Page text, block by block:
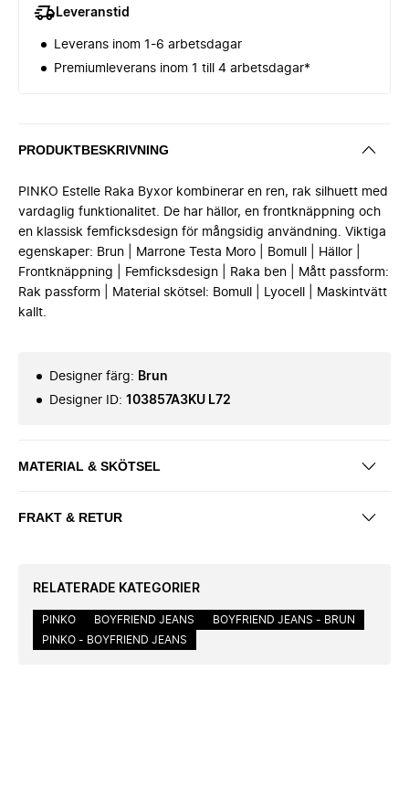
Leveranstid
Leverans inom 1-6 arbetsdagar
Premiumleverans inom 1 till 4 arbetsdagar*
PRODUKTBESKRIVNING
PINKO Estelle Raka Byxor kombinerar en ren, rak silhuett med
vardaglig funktionalitet. De har hällor, en frontknäppning och
en klassisk femficksdesign för mångsidig användning. Viktiga
egenskaper: Brun | Marrone Testa Moro | Bomull | Hällor |
Frontknäppning | Femficksdesign | Raka ben | Mått passform:
Rak passform | Material skötsel: Bomull | Lyocell | Maskintvätt
kallt.
Designer färg: Brun
Designer ID: 103857A3KU L72
MATERIAL & SKÖTSEL
FRAKT & RETUR
RELATERADE KATEGORIER
PINKO BOYFRIEND JEANS
BOYFRIEND JEANS - BRUN
PINKO - BOYFRIEND JEANS